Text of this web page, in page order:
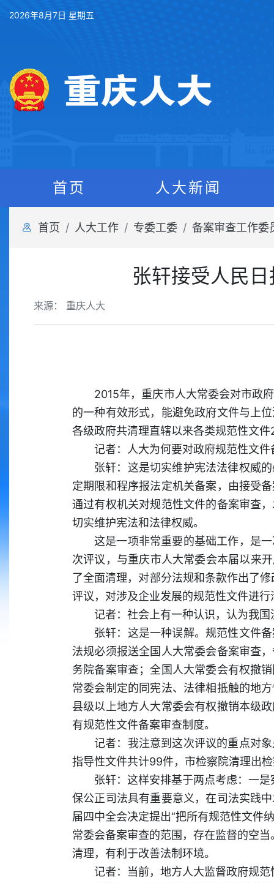
2026年8月7日 星期五
首页 人大新闻
首页 人大工作 专委工委 备案审查工作委
张轩接受人民
来源： 重庆人大
2015年，重庆市人大常委会对市政
的一种有效形式，能避免政府文件与上
各级政府共清理直辖以来各类规范性文
记者：人大为何要对政府规范性文
张轩：这是切实维护宪法法律权威
定期限和程序报法定机关备案，由接受
通过有权机关对规范性文件的备案审查
切实维护宪法和法律权威。
这是一项非常重要的基础工作，是
次评议，与重庆市人大常委会本届以来
了全面清理，对部分法规和条款作出了
评议，对涉及企业发展的规范性文件进
记者：社会上有一种认识，认为我
张轩：这是一种误解。规范性文件
法规必须报送全国人大常委会备案审查
务院备案审查；全国人大常委会有权撤
常委会制定的同宪法、法律相抵触的地
县级以上地方人大常委会有权撤销本级
有规范性文件备案审查制度。
记者：我注意到这次评议的重点对
指导性文件共计99件，市检察院清理出
张轩：这样安排基于两点考虑：一
保公正司法具有重要意义，在司法实践
届四中全会决定提出“把所有规范性文件
常委会备案审查的范围，存在监督的空
清理，有利于改善法制环境。
记者：当前，地方人大监督政府规